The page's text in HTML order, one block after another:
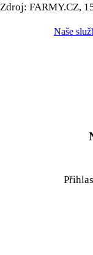
Zdroj: FARMY.CZ,
Naše